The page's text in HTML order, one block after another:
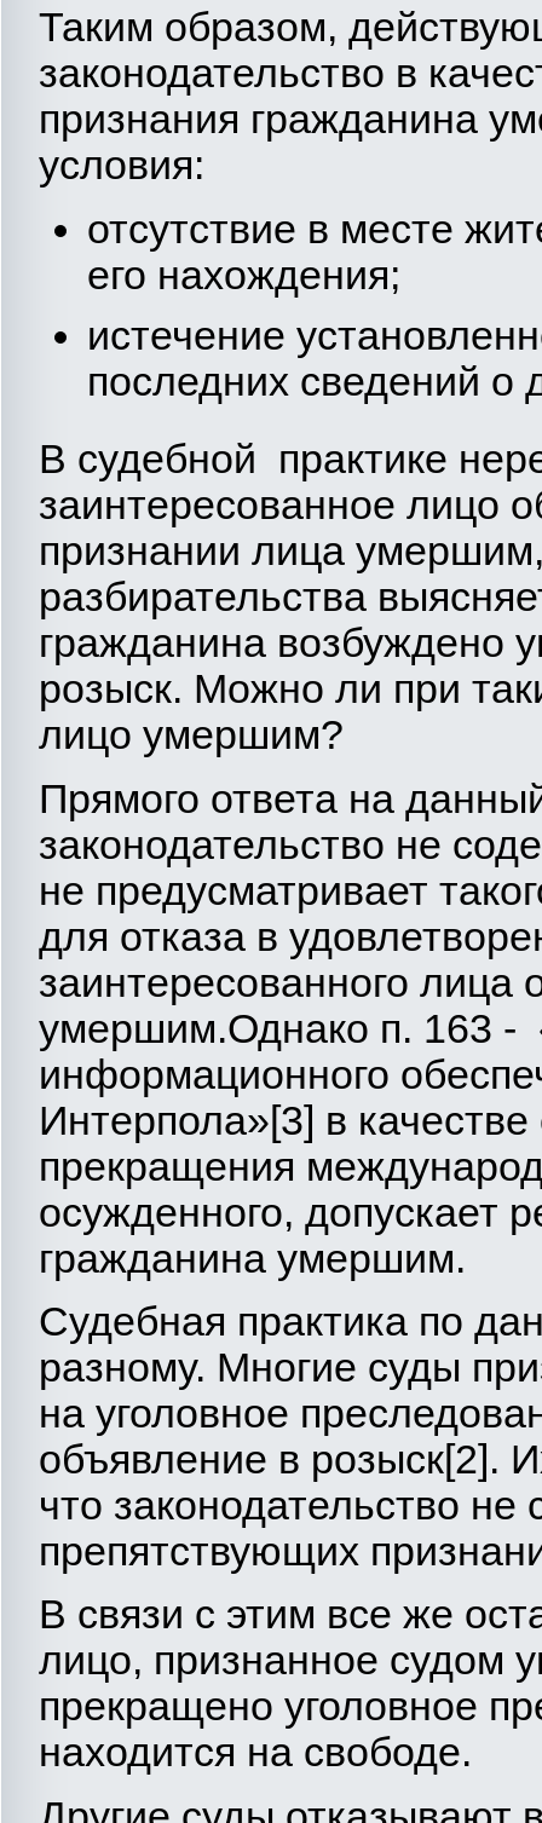
Таким образом,
законодательство в
признания гражданина
условия:
отсутствие в месте
его нахождения;
истечение
последних сведений о
В судебной практике
заинтересованное лицо
признании лица
разбирательства
гражданина возбуждено
розыск. Можно ли при
лицо умершим?
Прямого ответа на
законодательство не
не предусматривает
для отказа в
заинтересованного лица
умершим.Однако п. 163 -
информационного
Интерпола»[3] в
прекращения
осужденного, допускает
гражданина умершим.
Судебная практика по
разному. Многие суды
на уголовное
объявление в розыск[2].
что законодательство
препятствующих
В связи с этим все же
лицо, признанное судом
прекращено уголовное
находится на свободе.